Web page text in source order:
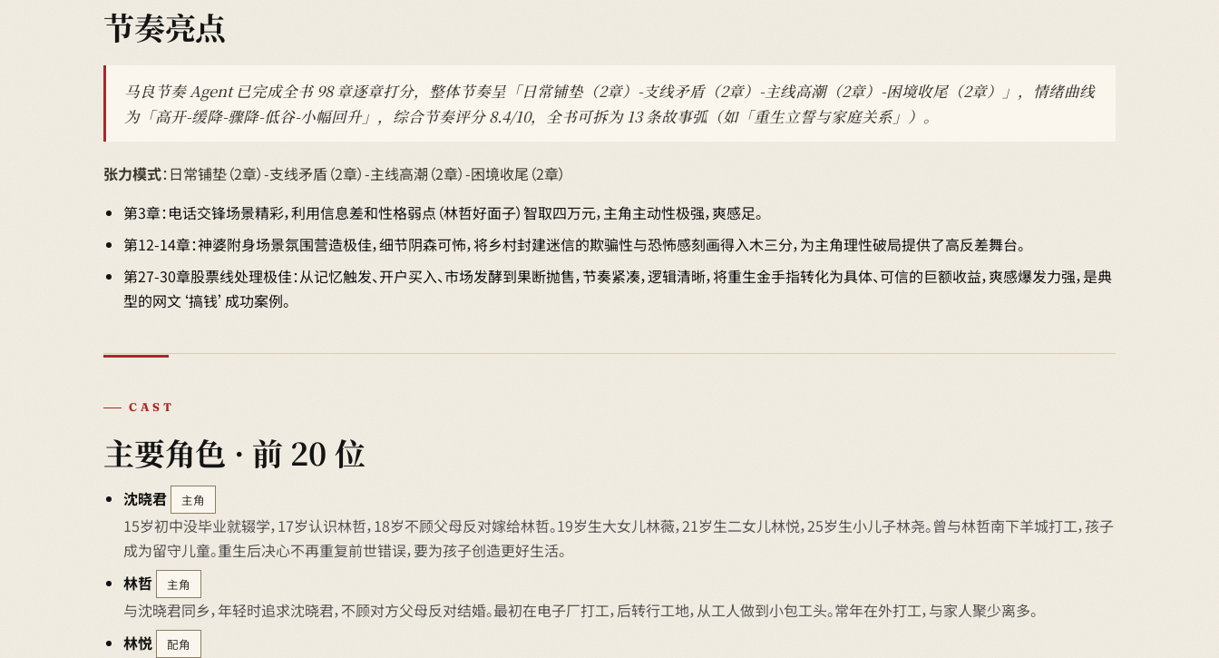
节奏亮点
马良节奏 Agent 已完成全书 98 章逐章打分，整体节奏呈「日常铺垫（2章）-支线矛盾（2章）-主线高潮（2章）-困境收尾（2章）」，情绪曲线
为「高开-缓降-骤降-低谷-小幅回升」，综合节奏评分 8.4/10，全书可拆为 13 条故事弧（如「重生立誓与家庭关系」）。
张力模式：日常铺垫（2章）-支线矛盾（2章）-主线高潮（2章）-困境收尾（2章）
第3章：电话交锋场景精彩，利用信息差和性格弱点（林哲好面子）智取四万元，主角主动性极强，爽感足。
第12-14章：神婆附身场景氛围营造极佳，细节阴森可怖，将乡村封建迷信的欺骗性与恐怖感刻画得入木三分，为主角理性破局提供了高反差舞台。
第27-30章股票线处理极佳：从记忆触发、开户买入、市场发酵到果断抛售，节奏紧凑，逻辑清晰，将重生金手指转化为具体、可信的巨额收益，爽感爆发力强，是典
型的网文‘搞钱’成功案例。
CAST
主要角色 · 前 20 位
沈晓君 主角
15岁初中没毕业就辍学，17岁认识林哲，18岁不顾父母反对嫁给林哲。19岁生大女儿林薇，21岁生二女儿林悦，25岁生小儿子林尧。曾与林哲南下羊城打工，孩子
成为留守儿童。重生后决心不再重复前世错误，要为孩子创造更好生活。
林哲
主角
与沈晓君同乡，年轻时追求沈晓君，不顾对方父母反对结婚。最初在电子厂打工，后转行工地，从工人做到小包工头。常年在外打工，与家人聚少离多。
林悦
配角